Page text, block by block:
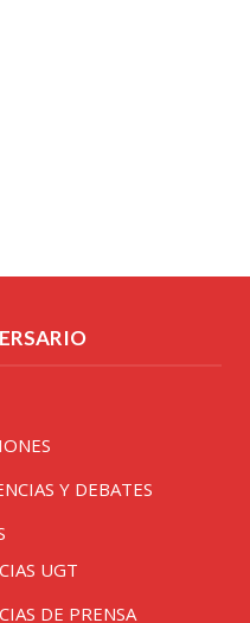
Y DEBATES
UGT
DE PRENSA